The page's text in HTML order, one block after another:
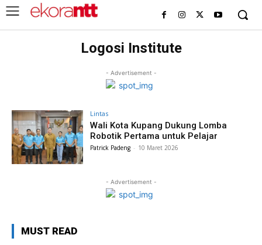
Logosi Institute
- Advertisement -
Lintas
Wali Kota Kupang Dukung Lomba
Robotik Pertama untuk Pelajar
Patrick Padeng - 10 Maret 2026
- Advertisement -
MUST READ